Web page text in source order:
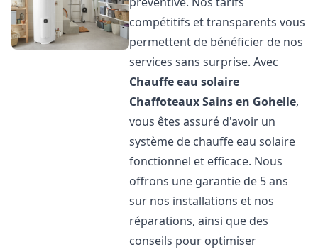
compétitifs et transparents vous
permettent de bénéficier de nos
services sans surprise. Avec
Chauffe eau solaire
ChaffoteauxSains en Gohelle,
vous êtes assuré d'avoir un
système de chauffe eau solaire
fonctionnel et efficace. Nous
offrons une garantie de 5 ans
sur nos installations et nos
réparations, ainsi que des
conseils pour optimiser